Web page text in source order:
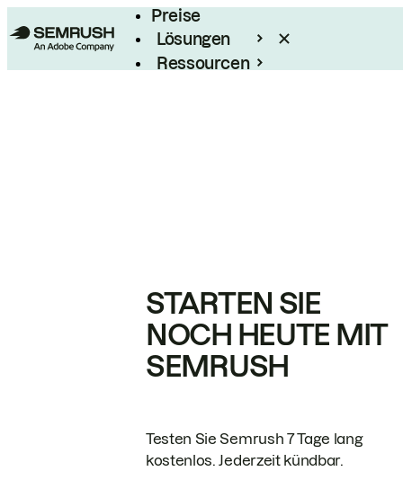
Preise
Lösungen
Ressourcen
STARTEN SIE
NOCH HEUTE MIT
SEMRUSH
Testen Sie Semrush 7 Tage lang
kostenlos. Jederzeit kündbar.